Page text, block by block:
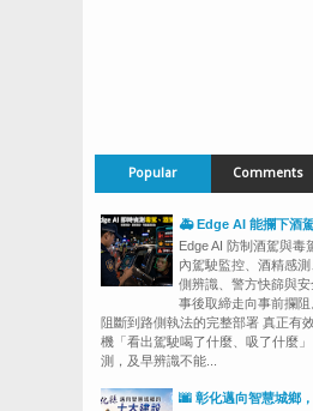
Popular Comments
🚑 Edge AI 能攔下酒
Edge AI 防制酒駕與毒
內駕駛監控、酒精感
側辨識、警方快篩與
事後取締走向事前攔
阻斷到路側執法的完整部署 真正有
機「看出駕駛喝了什麼、吸了什麼
測，及早辨識不能...
🌆 彰化邁向智慧城鄉